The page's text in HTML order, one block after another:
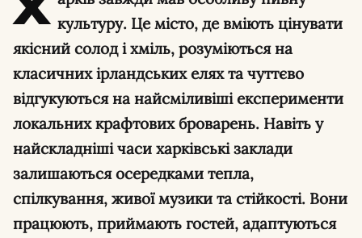
культуру. Це місто, де вміють цінувати
якісний солод і хміль, розуміються на
класичних ірландських елях та чуттєво
відгукуються на найсміливіші експерименти
локальних крафтових броварень. Навіть у
найскладніші часи харківські заклади
залишаються осередками тепла,
спілкування, живої музики та стійкості. Вони
працюють, приймають гостей, адаптуються